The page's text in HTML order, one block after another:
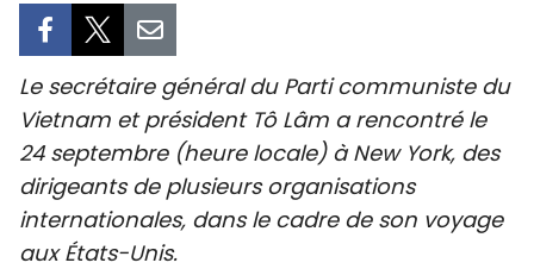
CULTURE
TOURISME
ENVIRONNEMENT
Le secrétaire général du Parti communiste du
Vietnam et président Tô Lâm a rencontré le
24 septembre (heure locale) à New York, des
dirigeants de plusieurs organisations
internationales, dans le cadre de son voyage
aux États-Unis.